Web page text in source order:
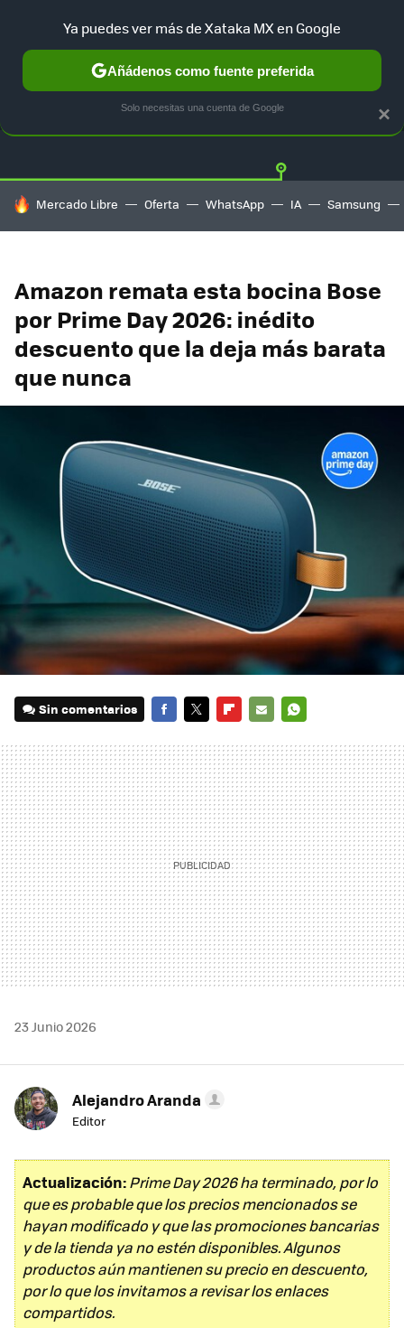
GUÍA DE COMPRAS MERCADO LIBRE
HOY SE HABLA DE
Mercado Libre Oferta WhatsApp IA Samsung
Amazon remata esta bocina Bose
por Prime Day 2026: inédito
descuento que la deja más barata
que nunca
Sin comentarios
MAIL
23 Junio 2026
Alejandro Aranda
Editor
Actualización:Prime Day 2026 ha terminado, por lo
que es probable que los precios mencionados se
hayan modificado y que las promociones bancarias
y de la tienda ya no estén disponibles. Algunos
productos aún mantienen su precio en descuento,
por lo que los invitamos a revisar los enlaces
compartidos.
×
Ya puedes ver más de Xataka MX en Google
Añádenos como fuente preferida
Solo necesitas una cuenta de Google